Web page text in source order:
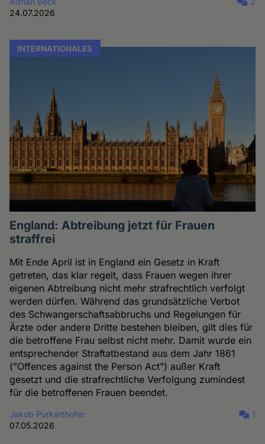
24.07.2026
INTERNATIONALES
England: Abtreibung jetzt für Frauen
straffrei
Mit Ende April ist in England ein Gesetz in Kraft
getreten, das klar regelt, dass Frauen wegen ihrer
eigenen Abtreibung nicht mehr strafrechtlich verfolgt
werden dürfen. Während das grundsätzliche Verbot
des Schwangerschaftsabbruchs und Regelungen für
Ärzte oder andere Dritte bestehen bleiben, gilt dies für
die betroffene Frau selbst nicht mehr. Damit wurde ein
entsprechender Straftatbestand aus dem Jahr 1861
("Offences against the Person Act") außer Kraft
gesetzt und die strafrechtliche Verfolgung zumindest
für die betroffenen Frauen beendet.
Jakob Purkarthofer
07.05.2026
1